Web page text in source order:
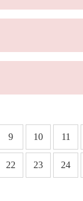
9 10 11
22 23 24